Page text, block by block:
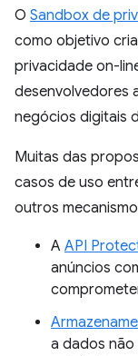
O Sandbox de
como objetivo
privacidade on-
desenvolvedores
negócios digitais
Muitas das
casos de uso
outros
A API
anúncios
a dados